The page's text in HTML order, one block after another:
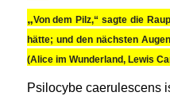
„Von dem Pilz,“ sagte die
hätte; und den nächsten
(Alice im Wunderland, Lewis
Psilocybe caerulescens